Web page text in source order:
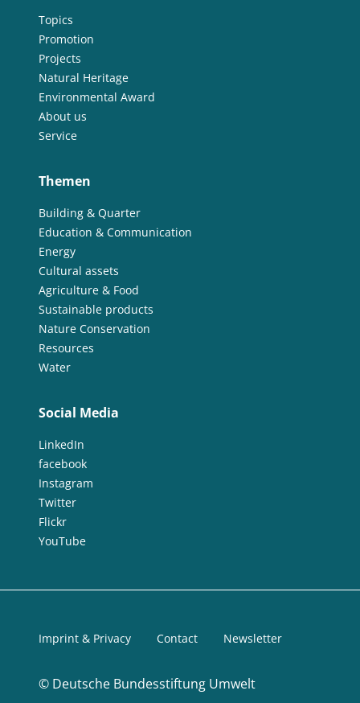
Topics
Promotion
Projects
Natural Heritage
Environmental Award
About us
Service
Themen
Building & Quarter
Education & Communication
Energy
Cultural assets
Agriculture & Food
Sustainable products
Nature Conservation
Resources
Water
Social Media
LinkedIn
facebook
Instagram
Twitter
Flickr
YouTube
© Deutsche Bundesstiftung Umwelt
Imprint & Privacy Contact Newsletter